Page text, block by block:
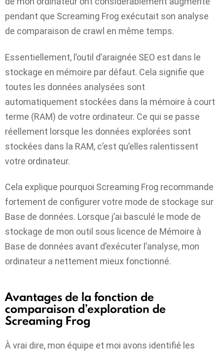
pendant que Screaming Frog exécutait son analyse
de comparaison de crawl en même temps.
Essentiellement, l’outil d’araignée SEO est dans le
stockage en mémoire par défaut. Cela signifie que
toutes les données analysées sont
automatiquement stockées dans la mémoire à court
terme (RAM) de votre ordinateur. Ce qui se passe
réellement lorsque les données explorées sont
stockées dans la RAM, c’est qu’elles ralentissent
votre ordinateur.
Cela explique pourquoi Screaming Frog recommande
fortement de configurer votre mode de stockage sur
Base de données. Lorsque j’ai basculé le mode de
stockage de mon outil sous licence de Mémoire à
Base de données avant d’exécuter l’analyse, mon
ordinateur a nettement mieux fonctionné.
Avantages de la fonction de
comparaison d’exploration de
Screaming Frog
À vrai dire, mon équipe et moi avons identifié les